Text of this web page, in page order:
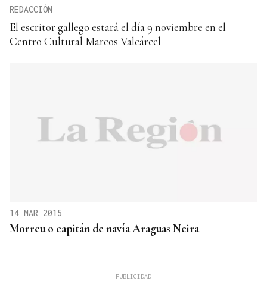
REDACCIÓN
El escritor gallego estará el día 9 noviembre en el
Centro Cultural Marcos Valcárcel
14 MAR 2015
Morreu o capitán de navía Araguas Neira